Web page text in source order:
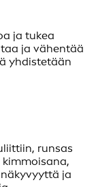
ja tukea
ja vähentää
yhdistetään
runsas
ja